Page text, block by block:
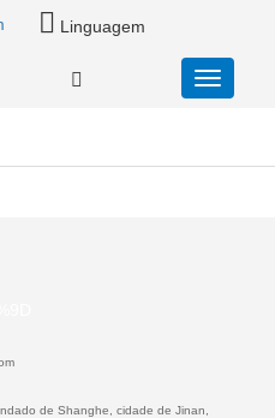
Linguagem
de Shanghe, cidade de Jinan,